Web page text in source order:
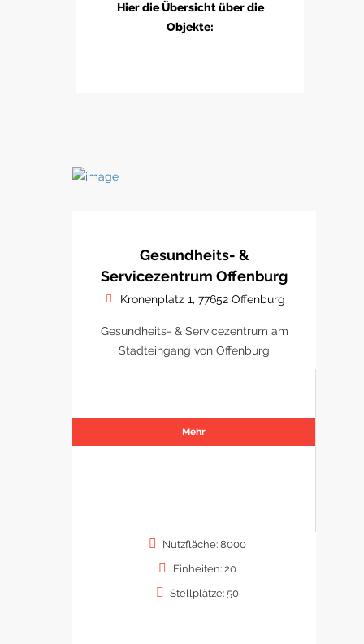
Hier die Übersicht über die
Objekte:
Gesundheits- &
Servicezentrum Offenburg
Kronenplatz 1, 77652 Offenburg
Gesundheits- & Servicezentrum am
Stadteingang von Offenburg
Mehr
Nutzfläche: 8000
Einheiten: 20
Stellplätze: 50